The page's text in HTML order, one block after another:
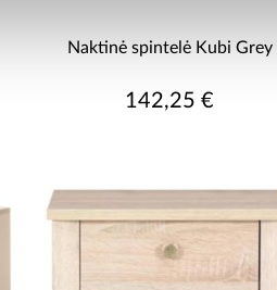
Naktinė spintelė Kubi Grey
142,25 €